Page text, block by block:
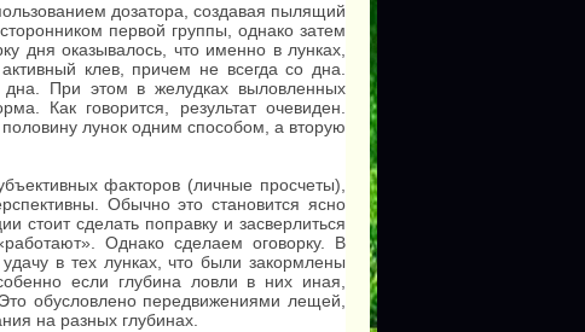
дозатора, создавая пылящий
первой группы, однако затем
дня оказывалось, что именно в лунках,
клев, причем не всегда со дна.
При этом в желудках выловленных
Как говорится, результат очевиден.
лунок одним способом, а вторую
факторов (личные просчеты),
Обычно это становится ясно
стоит сделать поправку и засверлиться
Однако сделаем оговорку. В
в тех лунках, что были закормлены
если глубина ловли в них иная,
обусловлено передвижениями лещей,
на разных глубинах.